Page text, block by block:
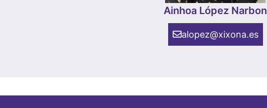
Ainhoa López Narbon
alopez@xixona.es